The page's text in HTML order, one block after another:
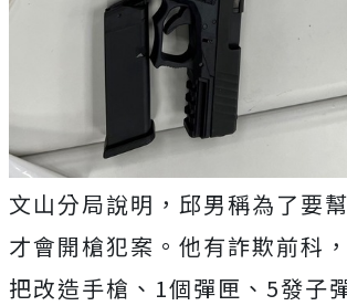
文山分局說明，邱男稱為了要
才會開槍犯案。他有詐欺前科
把改造手槍、1個彈匣、5發子